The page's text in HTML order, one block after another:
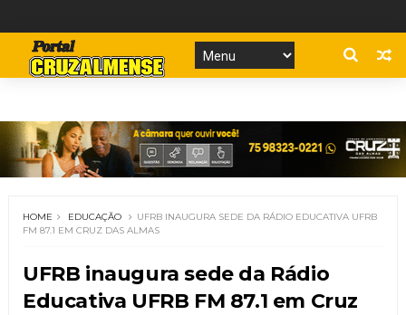
HOME EDUCAÇÃO
UFRB INAUGURA SEDE DA RÁDIO EDUCATIVA UFRB
FM 87.1 EM CRUZ DAS ALMAS
UFRB inaugura sede da Rádio
Educativa UFRB FM 87.1 em Cruz